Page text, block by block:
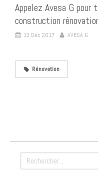
Appelez Avesa G
construction
13 Déc 2017 AVESA G
Rénovation
Rechercher